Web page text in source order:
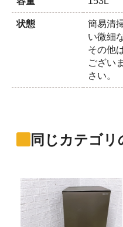
状態
簡易清
い微細
その他
ござい
さい。
同じカテゴ